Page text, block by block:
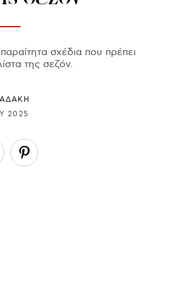
σχέδια που πρέπει
της σεζόν.
2025